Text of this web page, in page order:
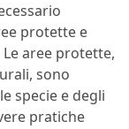
protette e
aree protette,
sono
specie e degli
pratiche